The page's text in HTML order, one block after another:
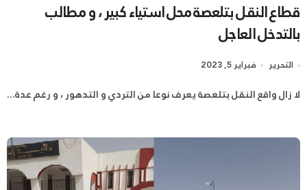
قطاع النقل بتلعصة محل استياء كبير ، و مطالب
بالتدخل العاجل
التحرير فبراير 5, 2023
لا زال واقع النقل بتلعصة يعرف نوعا من التردي و التدهور ، و رغم عدة...